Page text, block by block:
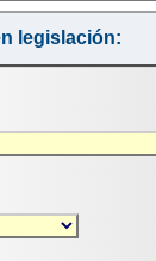
legislación: